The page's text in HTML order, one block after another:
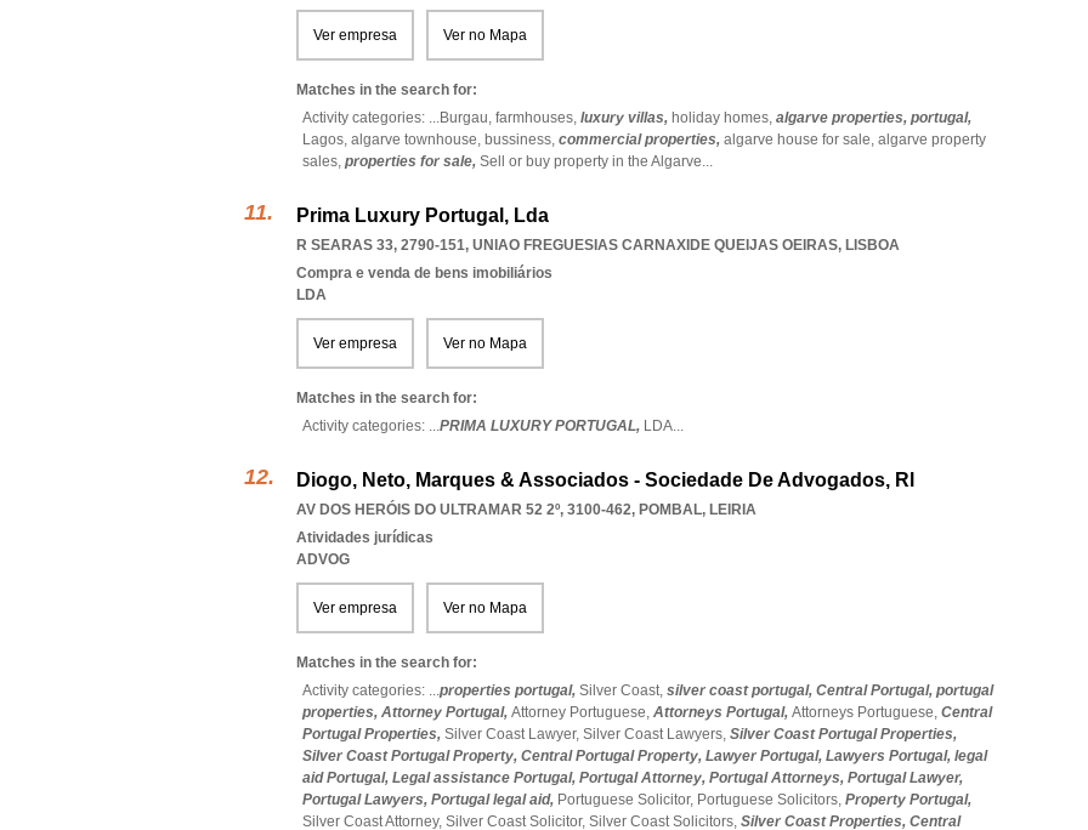
Ver empresa Ver no Mapa
Matches in the search for:
Activity categories: ...Burgau, farmhouses, luxury villas, holiday homes, algarve properties, portugal,
Lagos, algarve townhouse, bussiness, commercial properties, algarve house for sale, algarve property
sales, properties for sale, Sell or buy property in the Algarve...
Prima Luxury Portugal, Lda
R SEARAS 33, 2790-151, UNIAO FREGUESIAS CARNAXIDE QUEIJAS OEIRAS, LISBOA
Compra e venda de bens imobiliários
LDA
Ver empresa Ver no Mapa
Matches in the search for:
Activity categories: ...PRIMA LUXURY PORTUGAL, LDA...
Diogo, Neto, Marques & Associados - Sociedade De Advogados, Rl
AV DOS HERÓIS DO ULTRAMAR 52 2º, 3100-462, POMBAL, LEIRIA
Atividades jurídicas
ADVOG
Ver empresa Ver no Mapa
Matches in the search for:
Activity categories: ...properties portugal, Silver Coast, silver coast portugal, Central Portugal, portugal
properties, Attorney Portugal, Attorney Portuguese, Attorneys Portugal, Attorneys Portuguese, Central
Portugal Properties, Silver Coast Lawyer, Silver Coast Lawyers, Silver Coast Portugal Properties,
Silver Coast Portugal Property, Central Portugal Property, Lawyer Portugal, Lawyers Portugal, legal
aid Portugal, Legal assistance Portugal, Portugal Attorney, Portugal Attorneys, Portugal Lawyer,
Portugal Lawyers, Portugal legal aid, Portuguese Solicitor, Portuguese Solicitors, Property Portugal,
Silver Coast Attorney, Silver Coast Solicitor, Silver Coast Solicitors, Silver Coast Properties, Central